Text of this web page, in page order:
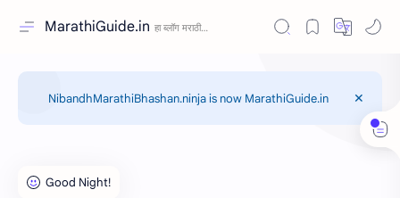
MarathiGuide.in
NibandhMarathiBhashan.ninja is now MarathiGuide.in